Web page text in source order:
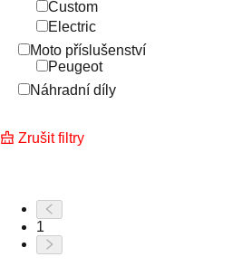
Custom
Electric
Moto příslušenství
Peugeot
Náhradní díly
Zrušit filtry
1